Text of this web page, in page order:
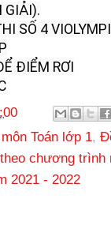
GIẢI).
SỐ 4
ĐIỂM RƠI
Toán lớp 1,
chương trình
2021 - 2022